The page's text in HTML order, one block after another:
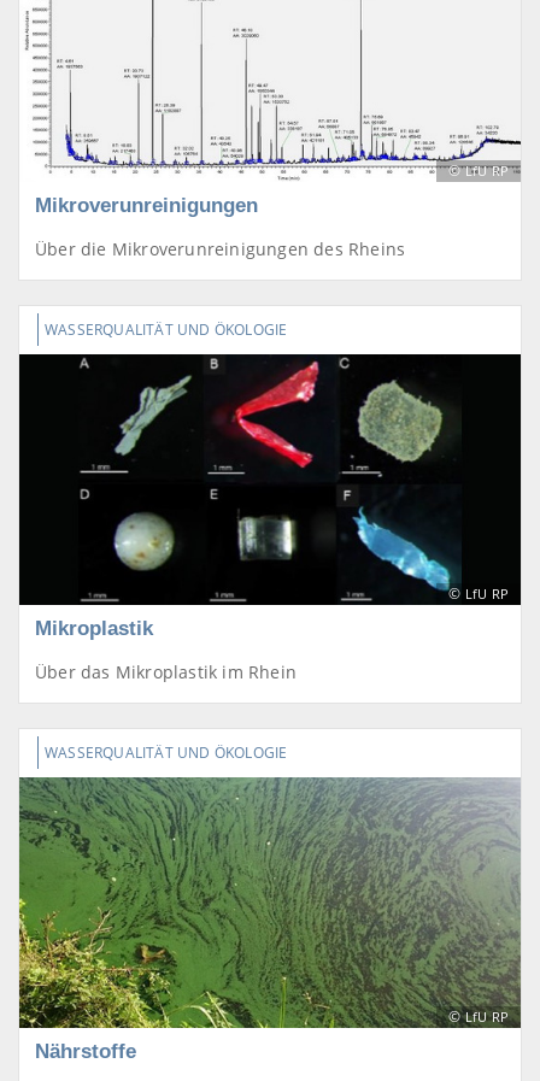
©LfU RP
Mikroverunreinigungen
Über die Mikroverunreinigungen des Rheins
WASSERQUALITÄT UND ÖKOLOGIE
© LfU RP
Mikroplastik
Über das Mikroplastik im Rhein
WASSERQUALITÄT UND ÖKOLOGIE
©LfU RP
Nährstoffe